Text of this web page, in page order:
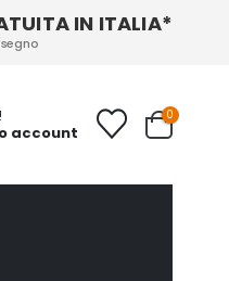
IN ITALIA*
account
0